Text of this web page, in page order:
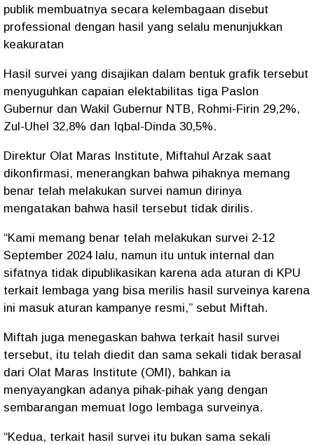
publik membuatnya secara kelembagaan disebut
professional dengan hasil yang selalu menunjukkan
keakuratan
Hasil survei yang disajikan dalam bentuk grafik tersebut
menyuguhkan capaian elektabilitas tiga Paslon
Gubernur dan Wakil Gubernur NTB, Rohmi-Firin 29,2%,
Zul-Uhel 32,8% dan Iqbal-Dinda 30,5%.
Direktur Olat Maras Institute, Miftahul Arzak saat
dikonfirmasi, menerangkan bahwa pihaknya memang
benar telah melakukan survei namun dirinya
mengatakan bahwa hasil tersebut tidak dirilis.
“Kami memang benar telah melakukan survei 2-12
September 2024 lalu, namun itu untuk internal dan
sifatnya tidak dipublikasikan karena ada aturan di KPU
terkait lembaga yang bisa merilis hasil surveinya karena
ini masuk aturan kampanye resmi,” sebut Miftah.
Miftah juga menegaskan bahwa terkait hasil survei
tersebut, itu telah diedit dan sama sekali tidak berasal
dari Olat Maras Institute (OMI), bahkan ia
menyayangkan adanya pihak-pihak yang dengan
sembarangan memuat logo lembaga surveinya.
“Kedua, terkait hasil survei itu bukan sama sekali